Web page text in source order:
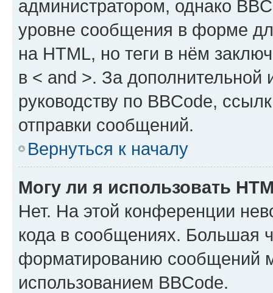
администратором, однако
уровне сообщения в форме
на HTML, но теги в нём
в < and >. За
руководству по BBCode,
отправки сообщений.
Вернуться к началу
Могу ли я использовать
Нет. На этой конференции
кода в сообщениях. Большая
форматированию сообщений
использованием BBCode.